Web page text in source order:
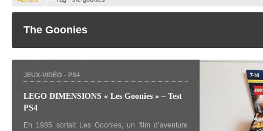
The Goonies
JEUX-VIDÉO - PS4
LEGO DIMENSIONS « Les Goonies » – Test
PS4
En 1985 sortait Les Goonies, un film d’aventure